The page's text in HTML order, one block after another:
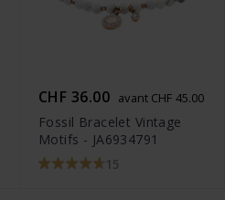
CHF 36.00 avant CHF 45.00
Fossil Bracelet Vintage
Motifs - JA6934791
15